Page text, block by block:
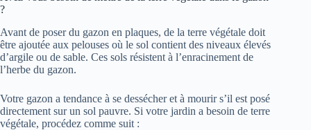
?
Avant de poser du gazon en plaques, de la terre végétale doit
être ajoutée aux pelouses où le sol contient des niveaux élevés
d’argile ou de sable. Ces sols résistent à l’enracinement de
l’herbe du gazon.
Votre gazon a tendance à se dessécher et à mourir s’il est posé
directement sur un sol pauvre. Si votre jardin a besoin de terre
végétale, procédez comme suit :